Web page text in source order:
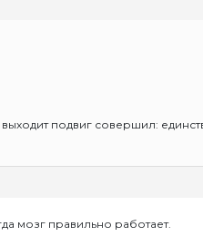
подвиг совершил:
мозг правильно работает.